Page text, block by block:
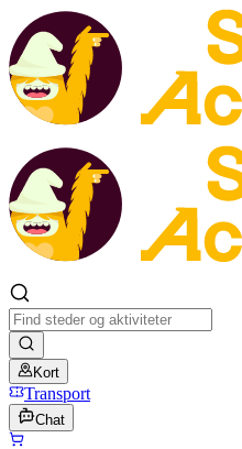
Kort
Transport
Chat